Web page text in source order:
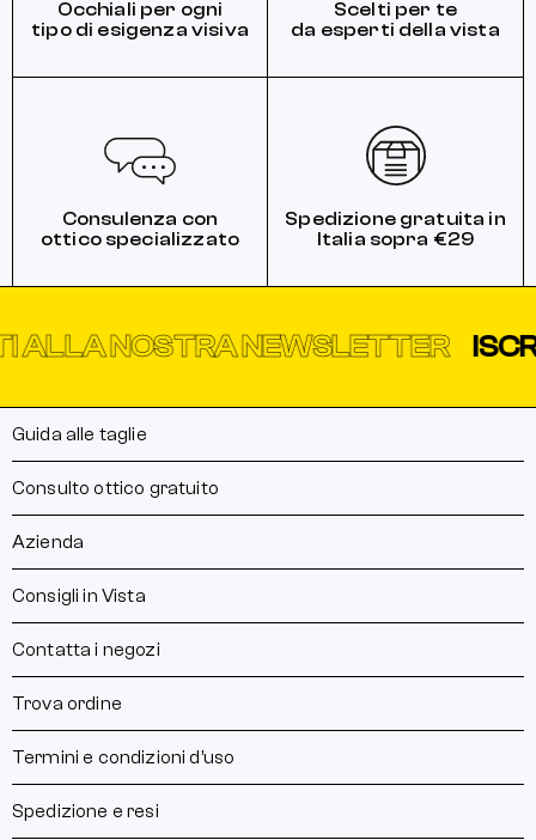
Occhiali per ogni
tipo di esigenza visiva
Scelti per te
da esperti della vista
Consulenza con
ottico specializzato
Spedizione gratuita in
Italia sopra €29
NOSTRA NEWSLETTER ISCRIVITI
Guida alle taglie
Consulto ottico gratuito
Azienda
Consigli in Vista
Contatta i negozi
Trova ordine
Termini e condizioni d’uso
Spedizione e resi